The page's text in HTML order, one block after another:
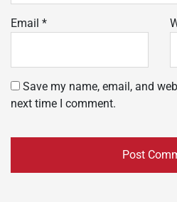
Email *
Save my name, email, and
next time I comment.